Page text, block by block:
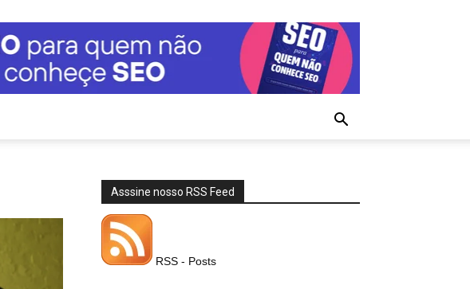
Asssine nosso RSS Feed
RSS - Posts